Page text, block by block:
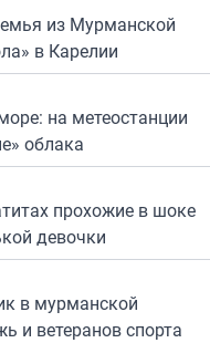
из Мурманской
в Карелии
на метеостанции
облака
прохожие в шоке
девочки
в мурманской
и ветеранов спорта